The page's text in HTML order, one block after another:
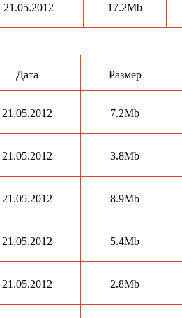
21.05.2012 17.2Mb
Дата Размер
21.05.2012 7.2Mb
21.05.2012 3.8Mb
21.05.2012 8.9Mb
21.05.2012 5.4Mb
21.05.2012 2.8Mb